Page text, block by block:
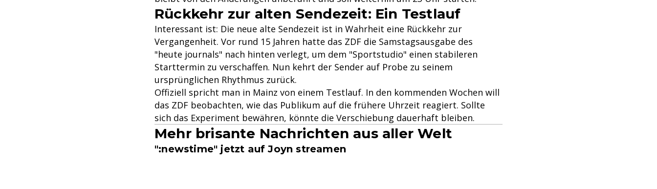
Rückkehr zur alten Sendezeit: Ein Testlauf
Interessant ist: Die neue alte Sendezeit ist in Wahrheit eine Rückkehr zur
Vergangenheit. Vor rund 15 Jahren hatte das ZDF die Samstagsausgabe des
"heute journals" nach hinten verlegt, um dem "Sportstudio" einen stabileren
Starttermin zu verschaffen. Nun kehrt der Sender auf Probe zu seinem
ursprünglichen Rhythmus zurück.
Offiziell spricht man in Mainz von einem Testlauf. In den kommenden Wochen will
das ZDF beobachten, wie das Publikum auf die frühere Uhrzeit reagiert. Sollte
sich das Experiment bewähren, könnte die Verschiebung dauerhaft bleiben.
Mehr brisante Nachrichten aus aller Welt
":newstime" jetzt auf Joyn streamen